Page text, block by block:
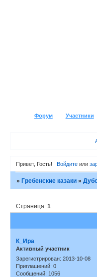
Форум Участники
Привет, Гость! Войдитеили
»Гребенские казаки »
Страница:1
К_Ира
Активный участник
Зарегистрирован: 2013-10-08
Приглашений: 0
Сообщений: 1056